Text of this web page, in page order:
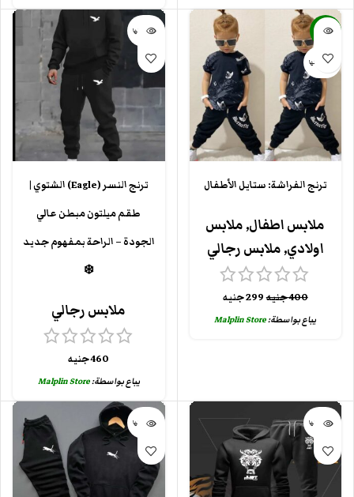
-25%
بيعت كلها
ترنج الفراشة: ستايل الأطفال
ملابس اطفال,ملابس
اولادي,ملابس رجالي
400جنيه299جنيه
يباع بواسطة:Malplin Store
بيعت كلها
ترنج النسر (Eagle) الشتوي |
طقم ميلتون مبطن عالي
الجودة – الراحة بمفهوم جديد
❄️
ملابس رجالي
460جنيه
يباع بواسطة:Malplin Store
بيعت كلها بيعت كلها